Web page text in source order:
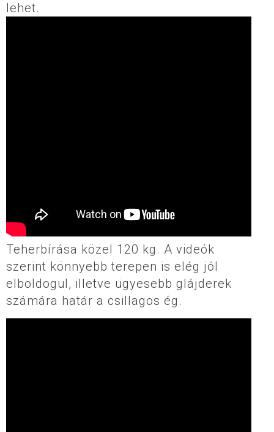
lehet.
Teherbírása közel 120 kg. A videók
szerint könnyebb terepen is elég jól
elboldogul, illetve ügyesebb glájderek
számára határ a csillagos ég.